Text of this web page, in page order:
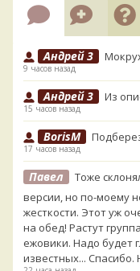
Андрей 3
9 часов назад
Андрей 3 Из
15 часов назад
BorisM
17 часов назад
Павел Тоже
версии, но по-моему
жесткости. Этот уж
на обед! Растут
ежовики. Надо будет
известных...